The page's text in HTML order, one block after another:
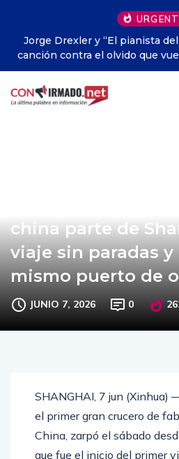
Jorge Drexler y “El pianista del
canción contra el olvido que
china parte de
viaje sin paradas y
mismo puerto de
JUNIO 7, 2026 0
SHANGHAI, 7 jun (Xinhua)
el primer gran crucero de
China, zarpó el sábado
que fue el inicio del primer